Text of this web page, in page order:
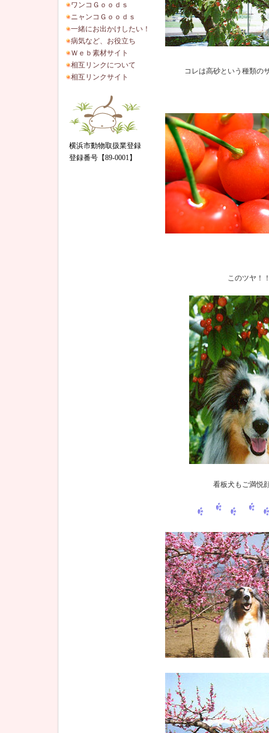
ワンコＧｏｏｄｓ
ニャンコＧｏｏｄｓ
一緒にお出かけしたい！
病気など、お役立ち
Ｗｅｂ素材サイト
相互リンクについて
相互リンクサイト
横浜市動物取扱業登録
登録番号【89-0001】
コレは高砂という種類の
このツヤ！
看板犬もご満悦